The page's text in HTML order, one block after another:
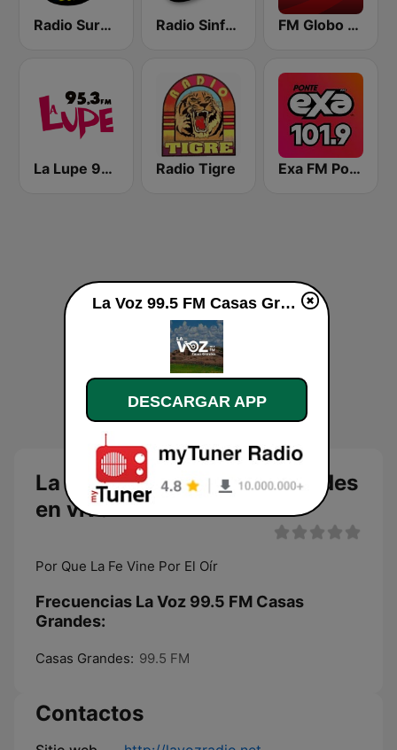
Radio Sureste FM Radio Sinfonola FM Globo 99.3
La Lupe 95.3 FM Radio Tigre Exa FM Poza Rica
La Voz 99.5 FM Casas Grandes
en vivo
Por Que La Fe Vine Por El Oír
Frecuencias La Voz 99.5 FM Casas
Grandes:
Casas Grandes: 99.5 FM
Contactos
La Voz 99.5 FM Casas Grandes en vivo
DESCARGAR APP